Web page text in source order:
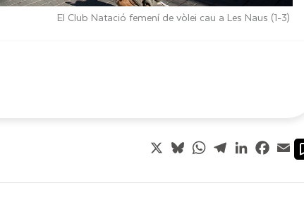
El Club Natació femení de vòlei cau a Les Naus (1-3)
X BlueskyWhatsApp
TelegramLinkedIn